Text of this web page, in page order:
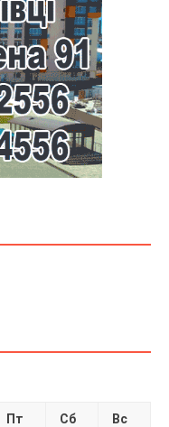
Пт Сб Вс